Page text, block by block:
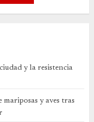
y la resistencia
y aves tras